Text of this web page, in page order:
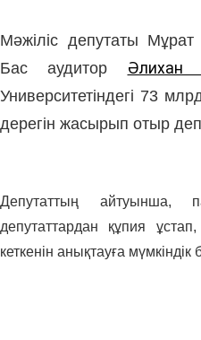
Мәжіліс депутаты
Бас аудитор Әлихан
Университетіндегі 73
дерегін жасырып отыр
Депутаттың айтуынша,
депутаттардан құпия
кеткенін анықтауға